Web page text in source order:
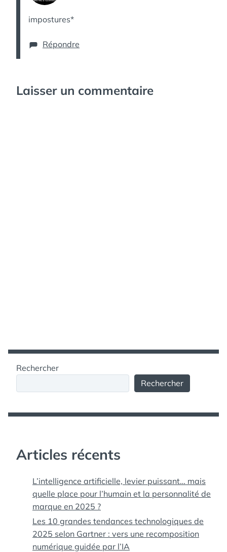
impostures*
Répondre
Laisser un commentaire
Rechercher
Rechercher
Articles récents
L’intelligence artificielle, levier puissant… mais
quelle place pour l’humain et la personnalité de
marque en 2025 ?
Les 10 grandes tendances technologiques de
2025 selon Gartner : vers une recomposition
numérique guidée par l’IA